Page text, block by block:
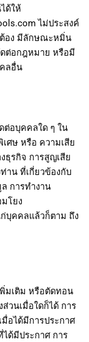
ด้ให้
ไม่ประสงค์
ต้อง มีลักษณะหมิ่น
ต่อกฎหมาย หรือมี
ลอื่น
ต่อบุคคลใด ๆ ใน
ศษ หรือ ความเสีย
ธุรกิจ การสูญเสีย
าน ที่เกี่ยวข้องกับ
การทำงาน
โยง
บุคคลแล้วก็ตาม ถึง
มเติม หรือตัดทอน
วนเมื่อใดก็ได้ การ
มื่อได้มีการประกาศ
ได้มีประกาศ การ